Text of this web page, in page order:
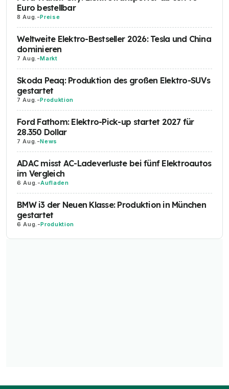
Euro bestellbar
8 Aug. -Preise
Weltweite Elektro-Bestseller 2026: Tesla und China
dominieren
7 Aug. -Markt
Skoda Peaq: Produktion des großen Elektro-SUVs
gestartet
7 Aug. -Produktion
Ford Fathom: Elektro-Pick-up startet 2027 für
28.350 Dollar
7 Aug. -News
ADAC misst AC-Ladeverluste bei fünf Elektroautos
im Vergleich
6 Aug. -Aufladen
BMW i3 der Neuen Klasse: Produktion in München
gestartet
6 Aug. -Produktion